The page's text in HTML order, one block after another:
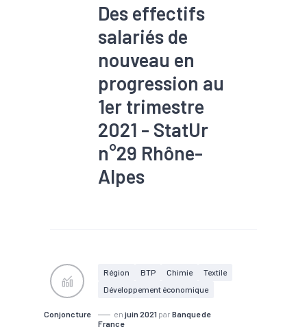
Des effectifs
salariés de
nouveau en
progression au
1er trimestre
2021 - StatUr
n°29 Rhône-
Alpes
#Embauche
#Emploi
#Interim
#Métallurgie
#Reprise
#Services
Conjoncture
Région BTP Chimie
Textile
Développement économique
en juin 2021 par Banque de
France